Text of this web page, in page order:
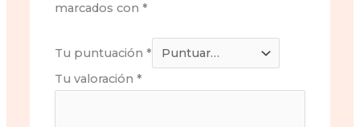
marcados con*
Tu puntuación*
Tu valoración*